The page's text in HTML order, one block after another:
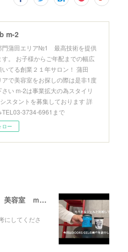
m-2
門蒲田エリア№1 最高技術を提供
す。 お子様からご年配までの幅広
いてる創業２１年サロン！ 蒲田
アで美容室をお探しの際は是非1度
さい m-2は事業拡大の為スタイリ
スタントを募集しております 詳
3734-6961まで
ロー
DOORS比較動画（蒲田 美容室 ｍ－２）
にしてくださ